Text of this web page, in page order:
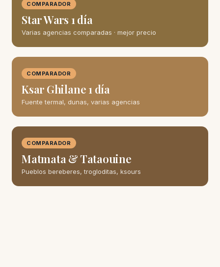
COMPARADOR
Star Wars 1 día
Varias agencias comparadas · mejor precio
COMPARADOR
Ksar Ghilane 1 día
Fuente termal, dunas, varias agencias
COMPARADOR
Matmata & Tataouine
Pueblos bereberes, trogloditas, ksours